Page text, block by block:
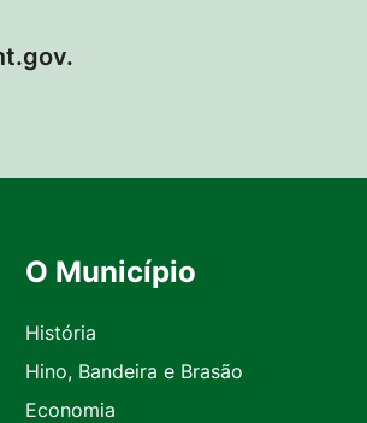
O Município
História
Hino, Bandeira e Brasão
Economia